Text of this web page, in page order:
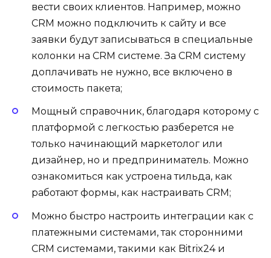
вести своих клиентов. Например, можно
CRM можно подключить к сайту и все
заявки будут записываться в специальные
колонки на CRM системе. За CRM систему
доплачивать не нужно, все включено в
стоимость пакета;
Мощный справочник, благодаря которому с
платформой с легкостью разберется не
только начинающий маркетолог или
дизайнер, но и предприниматель. Можно
ознакомиться как устроена тильда, как
работают формы, как настраивать CRM;
Можно быстро настроить интеграции как с
платежными системами, так сторонними
CRM системами, такими как Bitrix24 и